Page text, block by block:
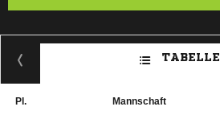
TABELLE
Pl. Mannschaft